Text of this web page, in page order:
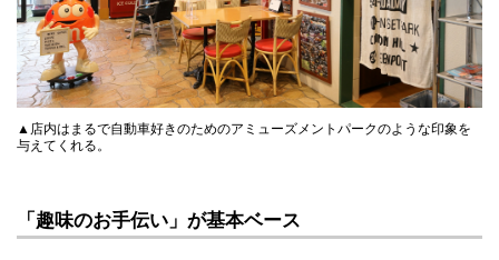
▲店内はまるで自動車好きのためのアミューズメントパークのような印象を
与えてくれる。
「趣味のお手伝い」が基本ベース